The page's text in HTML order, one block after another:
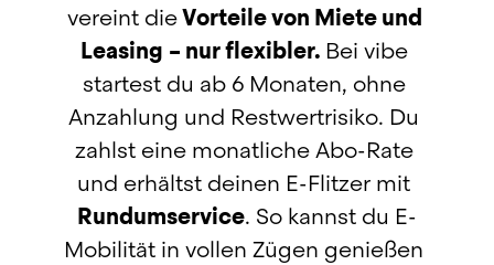
vereint die Vorteile von Miete und
Leasing – nur flexibler. Bei vibe
startest du ab 6 Monaten, ohne
Anzahlung und Restwertrisiko. Du
zahlst eine monatliche Abo-Rate
und erhältst deinen E-Flitzer
Rundumservice. So kannst du E-
Mobilität in vollen Zügen genießen